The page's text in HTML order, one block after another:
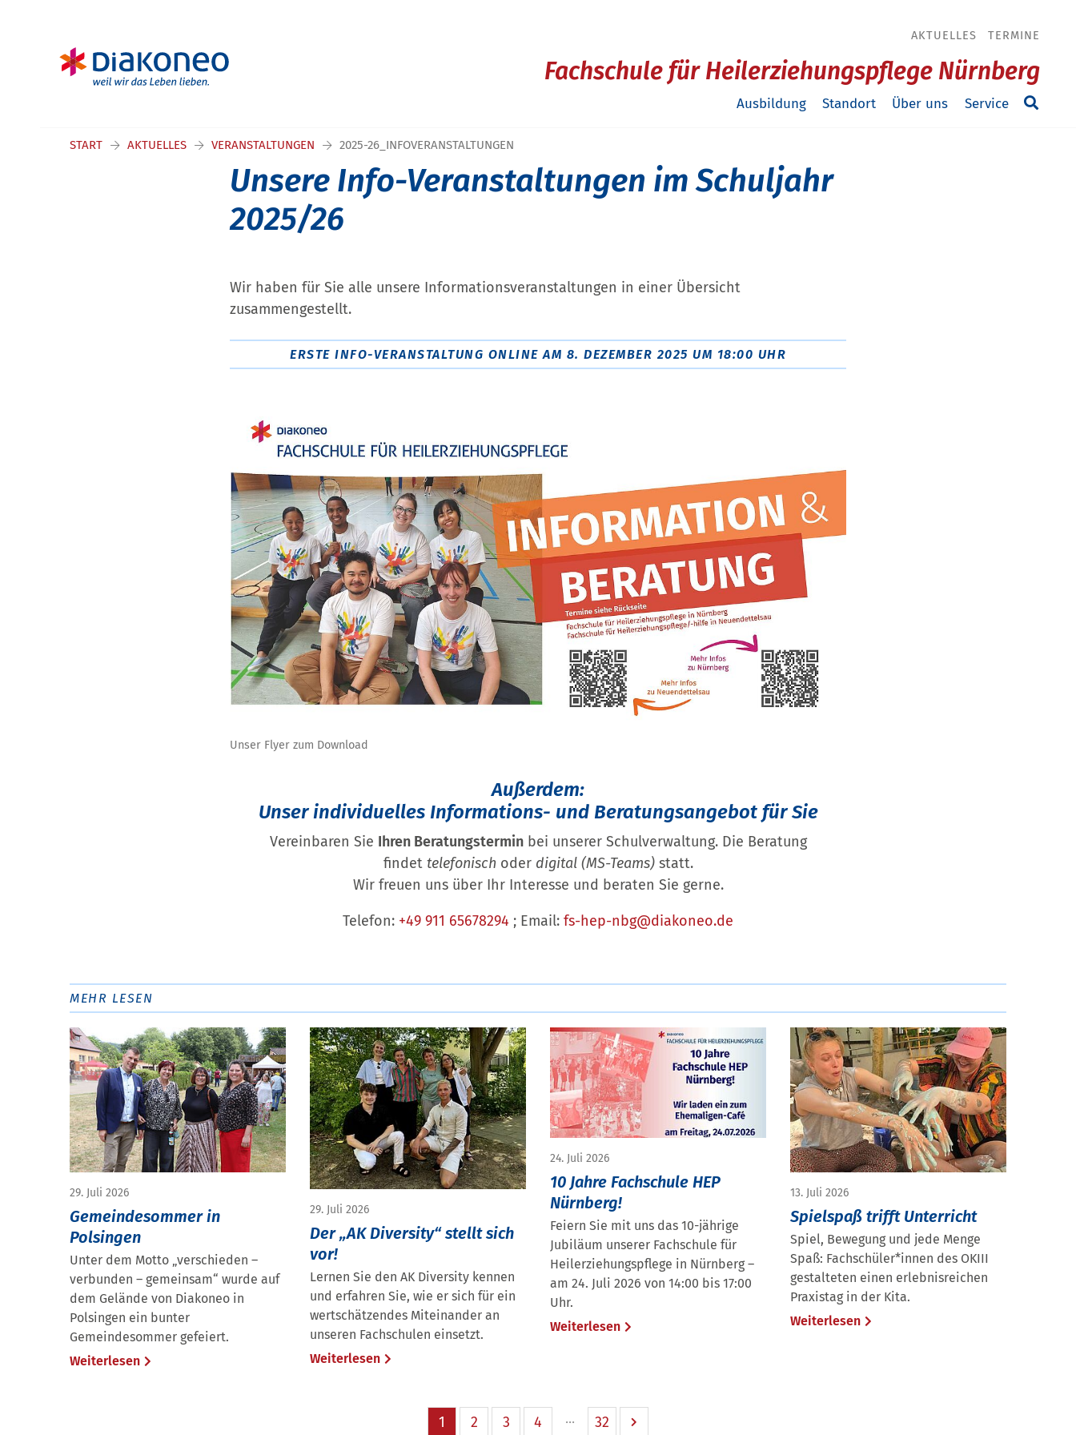
AKTUELLES TERMINE
Fachschule für Heilerziehungspflege Nürnberg
Ausbildung Standort Über uns Service
START AKTUELLES VERANSTALTUNGEN 2025-26_INFOVERANSTALTUNGEN
Unsere Info-Veranstaltungen im Schuljahr
2025/26
Wir haben für Sie alle unsere Informationsveranstaltungen in einer Übersicht
zusammengestellt.
ERSTE INFO-VERANSTALTUNG ONLINE AM 8. DEZEMBER 2025 UM 18:00 UHR
Unser Flyer zum Download
Außerdem:
Unser individuelles Informations- und Beratungsangebot für Sie
Vereinbaren Sie Ihren Beratungsterminbei unserer Schulverwaltung. Die Beratung
findet telefonisch oder digital (MS-Teams) statt.
Wir freuen uns über Ihr Interesse und beraten Sie gerne.
Telefon: +49 911 65678294 ; Email: fs-hep-nbg@diakoneo.de
MEHR LESEN
29. Juli 2026
Gemeindesommer in
Polsingen
Unter dem Motto „verschieden –
verbunden – gemeinsam“ wurde auf
dem Gelände von Diakoneo in
Polsingen ein bunter
Gemeindesommer gefeiert.
Weiterlesen
29. Juli 2026
Der „AK Diversity“ stellt sich
vor!
Lernen Sie den AK Diversity kennen
und erfahren Sie, wie er sich für ein
wertschätzendes Miteinander an
unseren Fachschulen einsetzt.
Weiterlesen
24. Juli 2026
10 Jahre Fachschule HEP
Nürnberg!
Feiern Sie mit uns das 10-jährige
Jubiläum unserer Fachschule für
Heilerziehungspflege in Nürnberg –
am 24. Juli 2026 von 14:00 bis 17:00
Uhr.
Weiterlesen
13. Juli 2026
Spielspaß trifft Unterricht
Spiel, Bewegung und jede Menge
Spaß: Fachschüler*innen des OKIII
gestalteten einen erlebnisreichen
Praxistag in der Kita.
Weiterlesen
1 2 3 4 32